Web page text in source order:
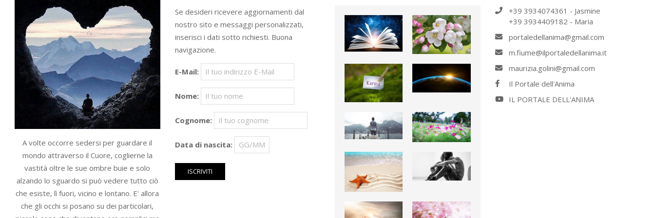
A volte occorre sedersi per guardare il
mondo attraverso il Cuore, coglierne la
vastità oltre le sue ombre buie e solo
alzando lo sguardo si può vedere tutto ciò
che esiste, lì fuori, vicino e lontano. E' allora
che gli occhi si posano su dei particolari,
Se desideri ricevere aggiornamenti dal
nostro sito e messaggi personalizzati,
inserisci i dati sotto richiesti. Buona
navigazione.
E-Mail:
Nome:
Cognome:
Data di nascita:
+39 3934074361 - Jasmine
+39 3934409182 - Maria
portaledellanima@gmail.com
m.fiume@ilportaledellanima.it
maurizia.golini@gmail.com
Il Portale dell'Anima
IL PORTALE DELL'ANIMA